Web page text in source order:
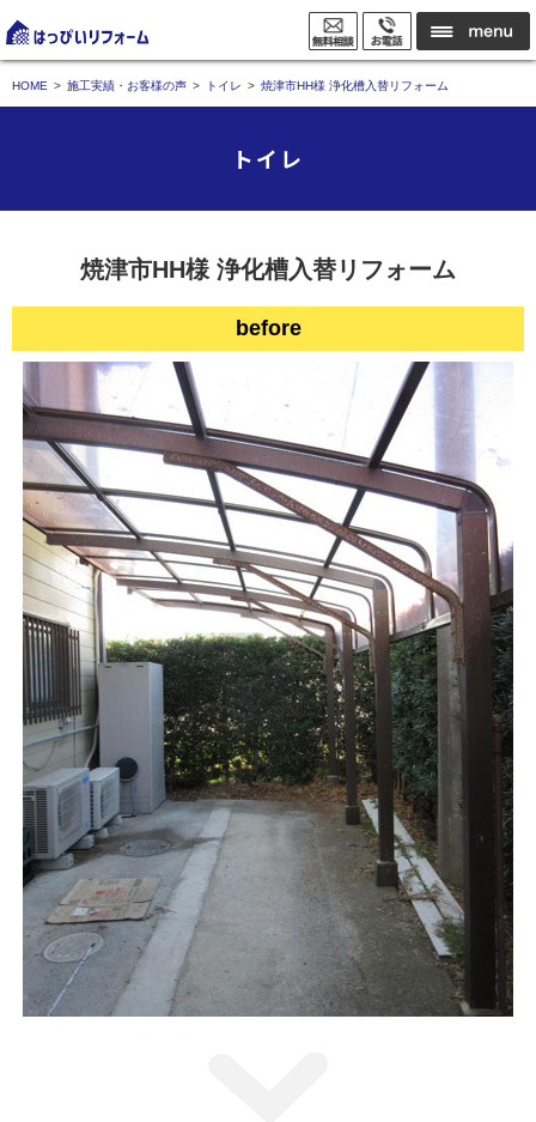
HOME 施工実績・お客様の声 トイレ 焼津市HH様 浄化槽入替リフォーム
トイレ
焼津市HH様 浄化槽入替リフォーム
before